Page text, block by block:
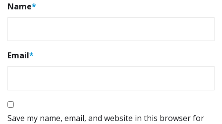
Name*
Email*
Save my name, email, and website in this browser for